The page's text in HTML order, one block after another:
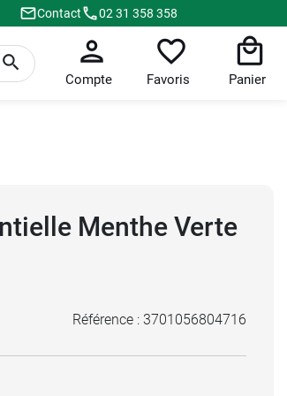
Contact 02 31 358 358
Compte Favoris Panier
Menthe Verte
Référence : 3701056804716